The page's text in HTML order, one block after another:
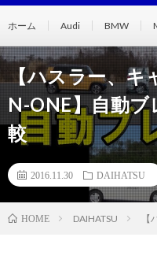
ホーム Audi BMW
【ハスラー、キ
N-ONE】自動
較
2016.11.30 DAIHATSU
HOME DAIHATSU